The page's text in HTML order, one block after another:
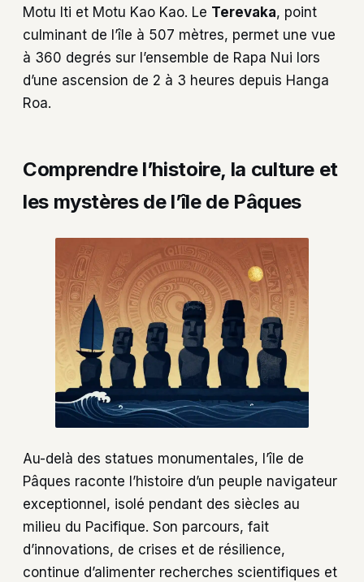
Motu Iti et Motu Kao Kao. Le Terevaka, point
culminant de l’île à 507 mètres, permet une vue
à 360 degrés sur l’ensemble de Rapa Nui lors
d’une ascension de 2 à 3 heures depuis Hanga
Roa.
Comprendre l’histoire, la culture et
les mystères de l’île de Pâques
Au-delà des statues monumentales, l’île de
Pâques raconte l’histoire d’un peuple navigateur
exceptionnel, isolé pendant des siècles au
milieu du Pacifique. Son parcours, fait
d’innovations, de crises et de résilience,
continue d’alimenter recherches scientifiques et